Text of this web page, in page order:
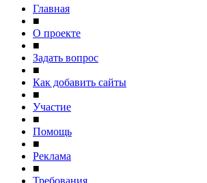
Главная
■
О проекте
■
Задать вопрос
■
Как добавить сайты
■
Участие
■
Помощь
■
Реклама
■
Требования